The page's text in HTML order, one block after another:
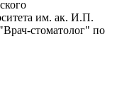
им. ак. И.П.
стоматолог" по